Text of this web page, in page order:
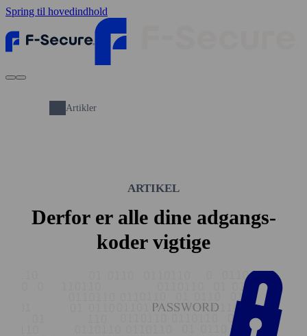
Spring til hovedindhold
Artikler
ARTIKEL
Derfor er alle dine adgangs­
koder vigtige